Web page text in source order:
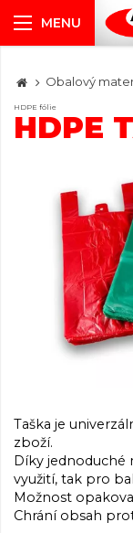
Obalový
HDPE fólie
HDPE
Taška je
zboží.
Díky jednoduché
využití, tak pro
Možnost
Chrání obsah